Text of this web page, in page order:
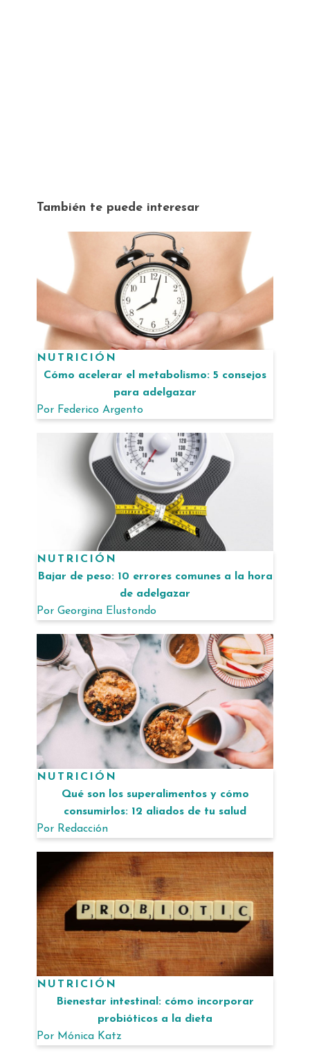
También te puede interesar
NUTRICIÓN
Cómo acelerar el metabolismo: 5 consejos
para adelgazar
Por Federico Argento
NUTRICIÓN
Bajar de peso: 10 errores comunes a la hora
de adelgazar
Por Georgina Elustondo
NUTRICIÓN
Qué son los superalimentos y cómo
consumirlos: 12 aliados de tu salud
Por Redacción
NUTRICIÓN
Bienestar intestinal: cómo incorporar
probióticos a la dieta
Por Mónica Katz